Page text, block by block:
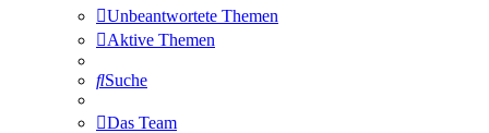
Unbeantwortete Themen
Aktive Themen
Suche
Das Team